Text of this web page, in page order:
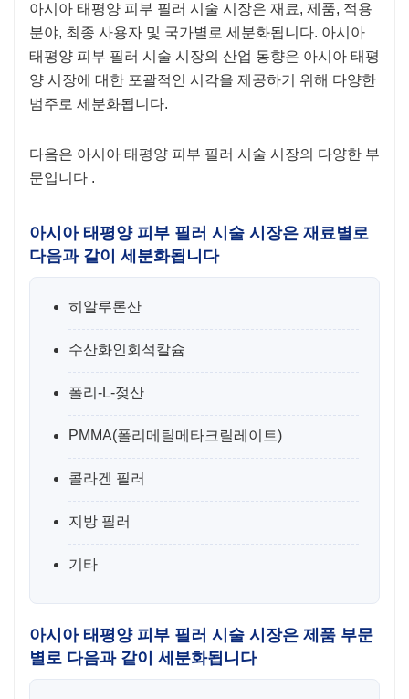
아시아 태평양 피부 필러 시술 시장은 재료, 제품, 적용
분야, 최종 사용자 및 국가별로 세분화됩니다. 아시아
태평양 피부 필러 시술 시장의 산업 동향은 아시아 태평
양 시장에 대한 포괄적인 시각을 제공하기 위해 다양한
범주로 세분화됩니다.
다음은 아시아 태평양 피부 필러 시술 시장의 다양한 부
문입니다 .
아시아 태평양 피부 필러 시술 시장은 재료별로
다음과 같이 세분화됩니다
히알루론산
수산화인회석칼슘
폴리-L-젖산
PMMA(폴리메틸메타크릴레이트)
콜라겐 필러
지방 필러
기타
아시아 태평양 피부 필러 시술 시장은 제품 부문
별로 다음과 같이 세분화됩니다